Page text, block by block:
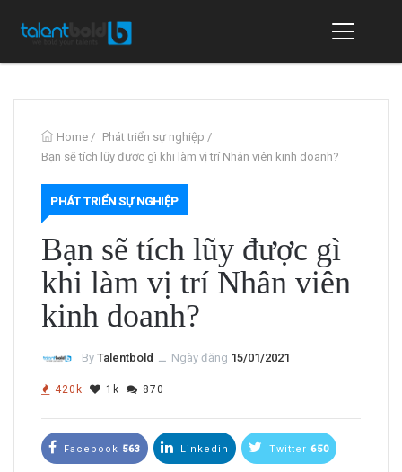
Home / Phát triển sự nghiệp /
Bạn sẽ tích lũy được gì khi làm vị trí Nhân viên kinh doanh?
PHÁT TRIỂN SỰ NGHIỆP
Bạn sẽ tích lũy được gì
khi làm vị trí Nhân viên
kinh doanh?
By Talentbold ــ Ngày đăng 15/01/2021
420k 1k 870
Facebook 563 Linkedin Twitter 650